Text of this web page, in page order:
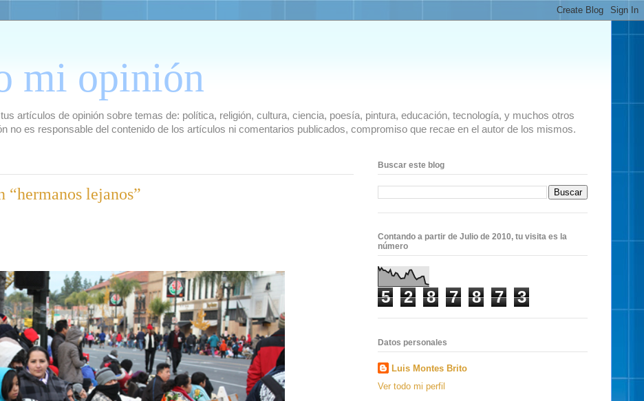
mi opinión
artículos de opinión sobre temas de: política, religión, cultura, ciencia, poesía, pintura, educación, tecnología, y muchos otros
no es responsable del contenido de los artículos ni comentarios publicados, compromiso que recae en el autor de los mismos.
“hermanos lejanos”
Buscar este blog
Contando a partir de Julio de 2010, tu visita es la
número
5 2 8 7 8 7 3
Datos personales
Luis Montes Brito
Ver todo mi perfil